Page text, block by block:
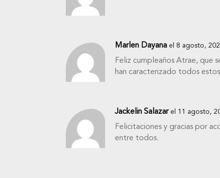
Marlen Dayana el 8 agosto,
Feliz cumpleaños Atrae, que
han caracterizado todos estos
Jackelin Salazar el 11 agosto,
Felicitaciones y gracias por
entre todos.